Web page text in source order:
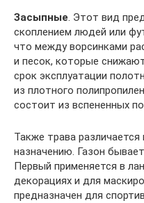
Засыпные. Этот вид
скоплением людей или
что между ворсинками
и песок, которые
срок эксплуатации
из плотного
состоит из вспененных
Также трава
назначению. Газон
Первый применяется в
декорациях и для
предназначен для